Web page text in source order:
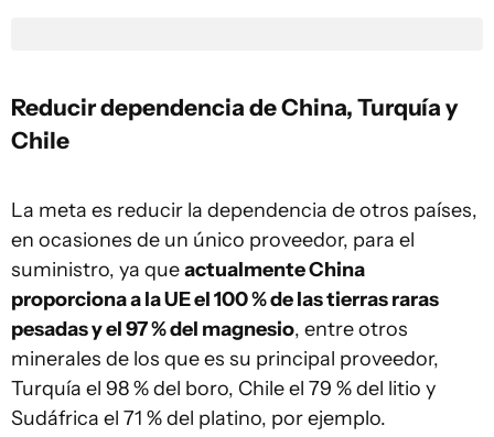
Reducir dependencia de China, Turquía y
Chile
La meta es reducir la dependencia de otros países,
en ocasiones de un único proveedor, para el
suministro, ya queactualmente China
proporciona a la UE el 100 % de las tierras raras
pesadas y el 97 % del magnesio, entre otros
minerales de los que es su principal proveedor,
Turquía el 98 % del boro, Chile el 79 % del litio y
Sudáfrica el 71 % del platino, por ejemplo.